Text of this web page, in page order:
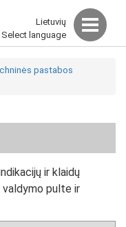
Lietuvių
Select language
pastabos
ir klaidų
valdymo pulte ir